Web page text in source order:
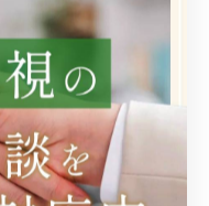
ることもあるため、
ことが効率的な弁護
策方法
て、書類の記入漏れ